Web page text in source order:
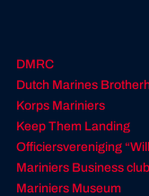
DMRC
Dutch Marines
Korps Mariniers
Keep Them Landing
Officiersvereniging
Mariniers Business club
Mariniers Museum